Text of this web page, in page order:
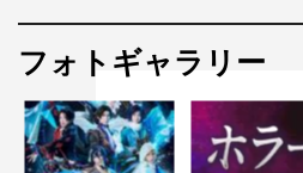
BiSが好きで入ってくれたナノと
も一緒に活動できるのがすごく
その上で「この1年、研究員に悲
しまいました。これからの活動
フォトギャラリー